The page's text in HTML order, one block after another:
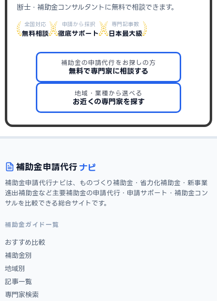
断士・補助金コンサルタントに無料で相談できます。
全国対応
無料相談
申請から採択
徹底サポート
専門記事数
日本最大級
補助金の申請代行をお探しの方
無料で専門家に相談する
地域・業種から選べる
お近くの専門家を探す
補助金申請代行 ナビ
補助金申請代行ナビは、ものづくり補助金・省力化補助金・新事業
進出補助金など主要補助金の申請代行・申請サポート・補助金コン
サルを比較できる総合サイトです。
補助金ガイド一覧
おすすめ比較
補助金別
地域別
記事一覧
専門家検索